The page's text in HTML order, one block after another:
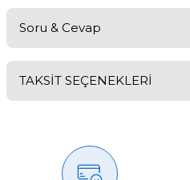
Soru & Cevap
Ürün hakkında
TAKSİT SEÇENEKLERİ